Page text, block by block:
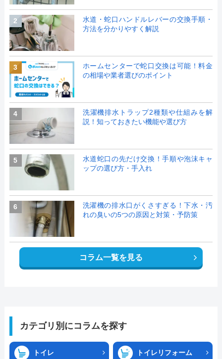
2
水道・蛇口ハンドルレバーの交換手順・
方法を分かりやすく解説
3
ホームセンターで蛇口交換は可能！料金
の相場や業者選びのポイント
4
洗濯機排水トラップ2種類や仕組みを解
説！知っておきたい機能や選び方
5
水道蛇口の先だけ交換！手順や泡沫キャ
ップの選び方・手入れ
6
洗濯機の排水口がくさすぎる！下水・汚
れの臭いの5つの原因と対策・予防策
コラム一覧を見る
カテゴリ別にコラムを探す
トイレ トイレリフォーム